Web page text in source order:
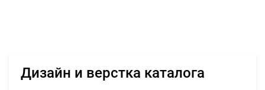
Дизайн и верстка каталога